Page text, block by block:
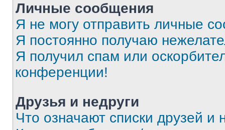
Личные сообщения
Я не могу отправить личные
Я постоянно получаю
Я получил спам или
конференции!
Друзья и недруги
Что означают списки друзей и